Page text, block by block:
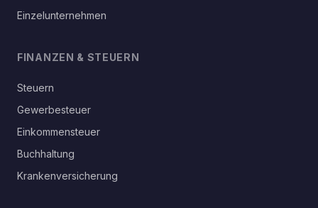
Einzelunternehmen
FINANZEN & STEUERN
Steuern
Gewerbesteuer
Einkommensteuer
Buchhaltung
Krankenversicherung